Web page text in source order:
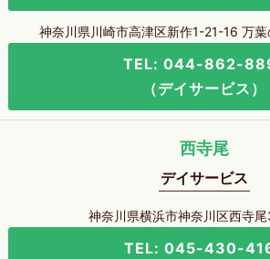
神奈川県川崎市高津区新作1-21-16 万
TEL: 044-862-
（デイサービス）
西寺尾
デイサービス
神奈川県横浜市神奈川区西寺
TEL: 045-430-